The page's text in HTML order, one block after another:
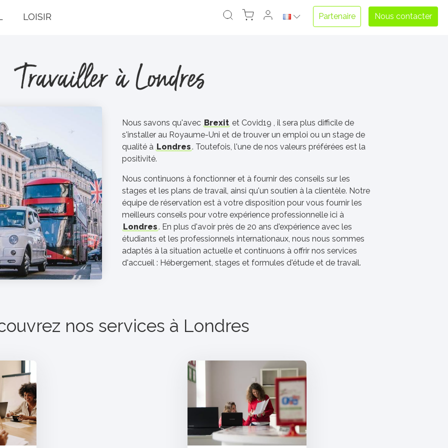
LOISIR Partenaire Nous contacter
Travailler à Londres
Nous savons qu'avec Brexit et Covid19 , il sera plus difficile de
s'installer au Royaume-Uni et de trouver un emploi ou un stage de
qualité à Londres. Toutefois, l'une de nos valeurs préférées est la
positivité.
Nous continuons à fonctionner et à fournir des conseils sur les
stages et les plans de travail, ainsi qu'un soutien à la clientèle. Notre
équipe de réservation est à votre disposition pour vous fournir les
meilleurs conseils pour votre expérience professionnelle ici à
Londres. En plus d'avoir près de 20 ans d'expérience avec les
étudiants et les professionnels internationaux, nous nous sommes
adaptés à la situation actuelle et continuons à offrir nos services
d'accueil : Hébergement, stages et formules d'étude et de travail.
nos services à Londres